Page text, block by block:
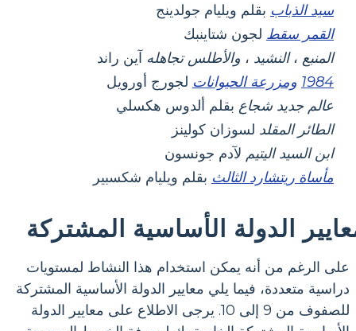
سيد الذباب بقلم ويليام جولدينج
القمر سقط لجون شتاينبك
المنبع ،النشيد ، والأطلس تجاهله آين راند
1984 ومزرعة الحيوانات لجورج أورويل
عالم جديد شجاع بقلم ألدوس هكسلي
الطائر المقلد لسوزان كولينز
ابن السيد اليتيم لآدم جونسون
مأساة ريتشارد الثالث بقلم ويليام شكسبير
الدولة الأساسية المشتركة
على الرغم من أنه يمكن استخدام هذا النشاط لمستويات
دراسية متعددة، فيما يلي معايير الدولة الأساسية المشتركة
للصفوف من 9 إلى 10. يرجى الاطلاع على معايير الدولة